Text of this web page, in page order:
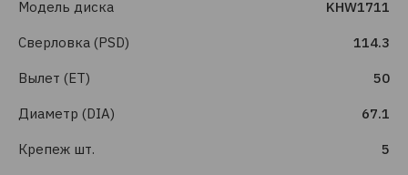
Модель диска KHW1711
Сверловка (PSD) 114.3
Вылет (ET) 50
Диаметр (DIA) 67.1
Крепеж шт. 5